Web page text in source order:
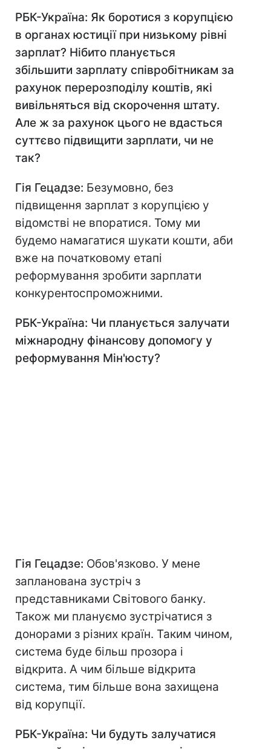
РБК-Україна: Як боротися з корупцією
в органах юстиції при низькому рівні
зарплат? Нібито планується
збільшити зарплату співробітникам за
рахунок перерозподілу коштів, які
вивільняться від скорочення штату.
Але ж за рахунок цього не вдасться
суттєво підвищити зарплати, чи не
так?
Гія Гецадзе: Безумовно, без
підвищення зарплат з корупцією у
відомстві не впоратися. Тому ми
будемо намагатися шукати кошти, аби
вже на початковому етапі
реформування зробити зарплати
конкурентоспроможними.
РБК-Україна: Чи планується залучати
міжнародну фінансову допомогу у
реформування Мін'юсту?
Гія Гецадзе: Обов'язково. У мене
запланована зустріч з
представниками Світового банку.
Також ми плануємо зустрічатися з
донорами з різних країн. Таким чином,
система буде більш прозора і
відкрита. А чим більше відкрита
система, тим більше вона захищена
від корупції.
РБК-Україна: Чи будуть залучатися